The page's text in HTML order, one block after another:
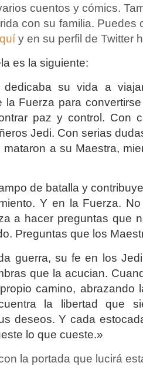
cuentos y cómics.
con su familia.
y en su perfil de Twitter
es la siguiente:
dedicaba su vida a
la Fuerza para
paz y control. Con
Jedi. Con serias
a su Maestra,
de batalla y
Y en la Fuerza.
a hacer preguntas que
Preguntas que los
guerra, su fe en los
que la acucian.
camino, abrazando
la libertad que
deseos. Y cada
lo que cueste.»
la portada que lucirá